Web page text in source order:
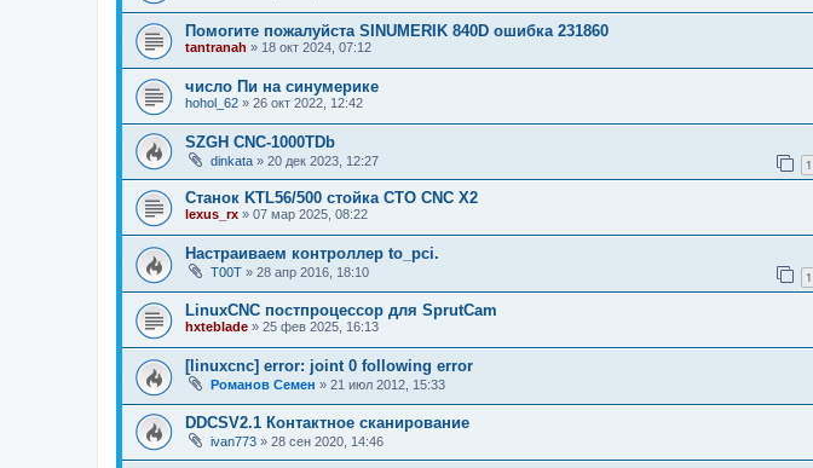
Помогите пожалуйста SINUMERIK 840D ошибка 231860
tantranah » 18 окт 2024, 07:12
число Пи на синумерике
hohol_62 » 26 окт 2022, 12:42
SZGH CNC-1000TDb
dinkata » 20 дек 2023, 12:27 1
Станок KTL56/500 стойка CTO CNC X2
lexus_rx » 07 мар 2025, 08:22
Настраиваем контроллер to_pci.
T00T » 28 апр 2016, 18:10 1
LinuxCNC постпроцессор для SprutCam
hxteblade » 25 фев 2025, 16:13
[linuxcnc] error: joint 0 following error
Романов Семен » 21 июл 2012, 15:33
DDCSV2.1 Контактное сканирование
ivan773 » 28 сен 2020, 14:46